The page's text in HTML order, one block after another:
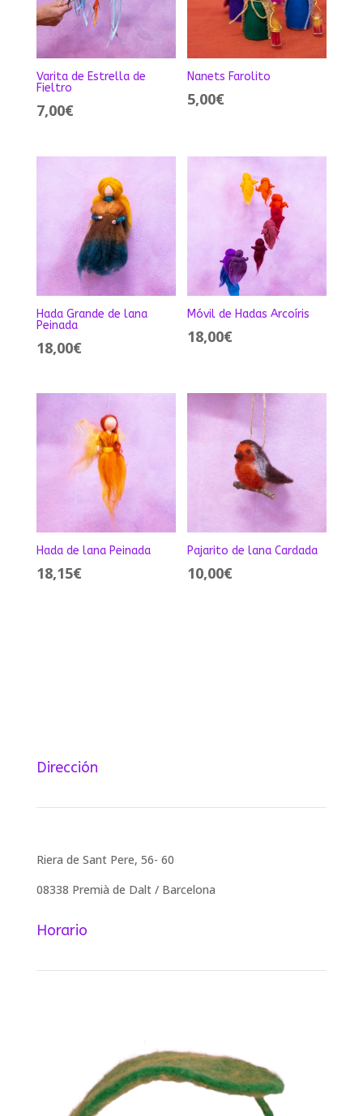
Varita de Estrella de
Fieltro
7,00€
Nanets Farolito
5,00€
Hada Grande de lana
Peinada
18,00€
Móvil de Hadas Arcoíris
18,00€
Hada de lana Peinada
18,15€
Pajarito de lana Cardada
10,00€
Dirección
Riera de Sant Pere, 56- 60
08338 Premià de Dalt / Barcelona
Horario